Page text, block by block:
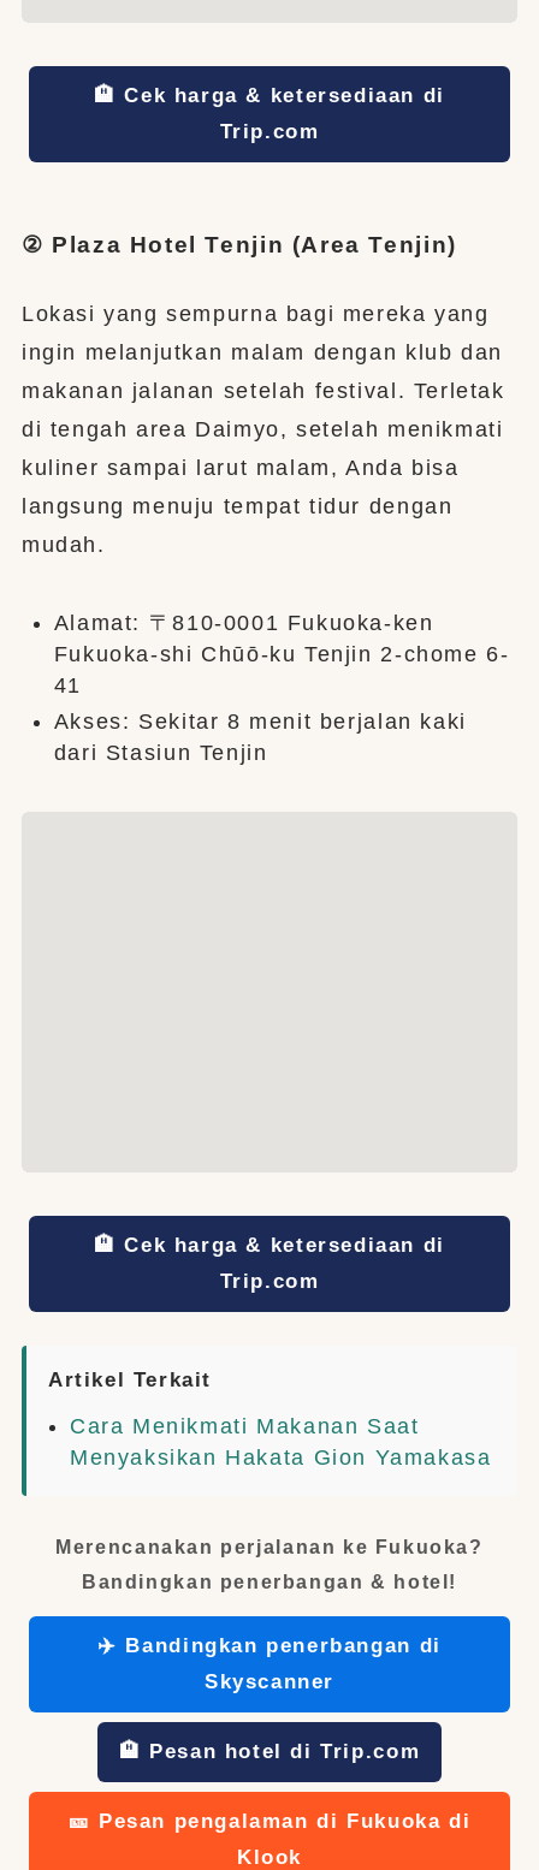
🏨 Cek harga & ketersediaan di
Trip.com
② Plaza Hotel Tenjin (Area Tenjin)
Lokasi yang sempurna bagi mereka yang
ingin melanjutkan malam dengan klub dan
makanan jalanan setelah festival. Terletak
di tengah area Daimyo, setelah menikmati
kuliner sampai larut malam, Anda bisa
langsung menuju tempat tidur dengan
mudah.
Alamat: 〒810-0001 Fukuoka-ken
Fukuoka-shi Chūō-ku Tenjin 2-chome 6-
41
Akses: Sekitar 8 menit berjalan kaki
dari Stasiun Tenjin
🏨 Cek harga & ketersediaan di
Trip.com
Artikel Terkait
Cara Menikmati Makanan Saat
Menyaksikan Hakata Gion Yamakasa
Merencanakan perjalanan ke Fukuoka?
Bandingkan penerbangan & hotel!
✈️ Bandingkan penerbangan di
Skyscanner
🏨 Pesan hotel di Trip.com
🎫 Pesan pengalaman di Fukuoka di
Klook